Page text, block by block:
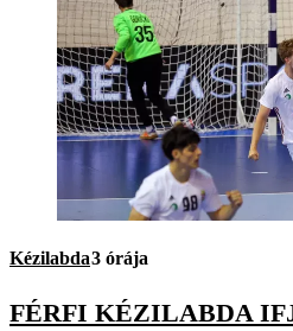
Kézilabda3 órája
FÉRFI KÉZILABDA